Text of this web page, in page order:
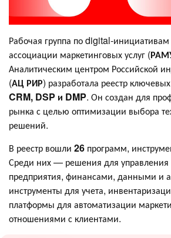
Рабочая группа по digital-инициативам
ассоциации маркетинговых услуг (
Аналитическим центром Российской
(АЦ РИР) разработала реестр
CRM, DSP и DMP. Он создан для
рынка с целью оптимизации выбора
решений.
В реестр вошли 26 программ,
Среди них — решения для управления
предприятия, финансами, данными и
инструменты для учета,
платформы для автоматизации
отношениями с клиентами.